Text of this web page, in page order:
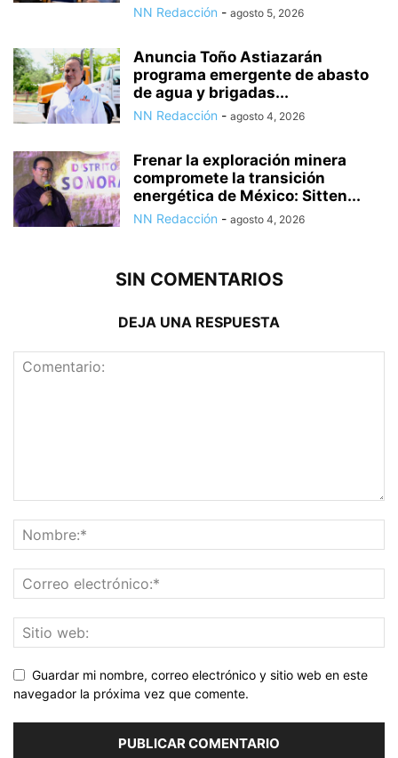
NN Redacción - agosto 5, 2026
Anuncia Toño Astiazarán
programa emergente de abasto
de agua y brigadas...
NN Redacción - agosto 4, 2026
Frenar la exploración minera
compromete la transición
energética de México: Sitten...
NN Redacción - agosto 4, 2026
SIN COMENTARIOS
DEJA UNA RESPUESTA
Guardar mi nombre, correo electrónico y sitio web en este
navegador la próxima vez que comente.